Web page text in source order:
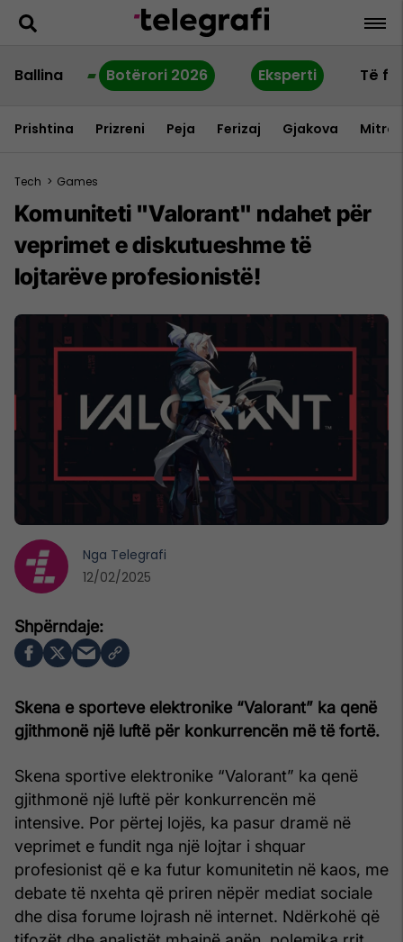
Ballina Botërori 2026 Eksperti Të
Prishtina Prizreni Peja Ferizaj Gjakova
Tech > Games
Komuniteti "Valorant" ndahet për
veprimet e diskutueshme të
lojtarëve profesionistë!
Skena e sporteve elektronike “Valorant” ka qenë
gjithmonë një luftë për konkurrencën më të fortë.
Skena sportive elektronike “Valorant” ka qenë
gjithmonë një luftë për konkurrencën më
intensive. Por përtej lojës, ka pasur dramë në
veprimet e fundit nga një lojtar i shquar
profesionist që e ka futur komunitetin në kaos, me
debate të nxehta që priren nëpër mediat sociale
dhe disa forume lojrash në internet. Ndërkohë që
Nga Telegrafi
12/02/2025